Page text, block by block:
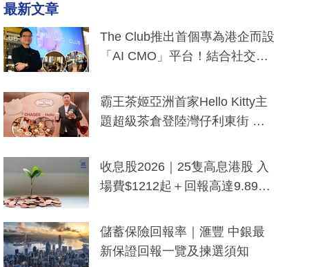
最新文章
The Club推出首個專為港企而設
「AI CMO」平台！結合社交聆
分鐘生成「貼地」宣傳短片
霸王茶姬亞洲首家Hello Kitty主
題超級茶倉登陸灣仔利東街 推
y及香港限定特調系列
收息股2026｜25隻高息港股 入
場費$1212起＋回報高達9.89
儲蓄保險回報率｜滙豐 中銀最
新保證回報一覽及揀選須知